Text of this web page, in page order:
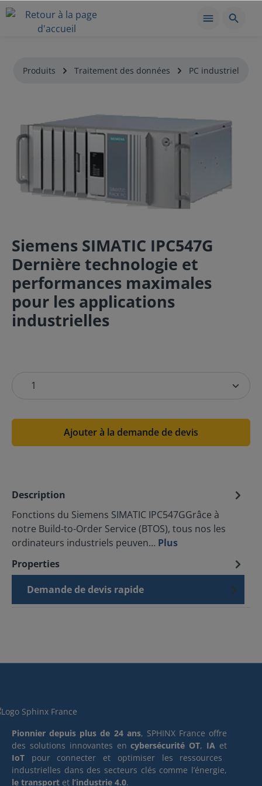
Produits Traitement des données PC industriel
Siemens SIMATIC IPC547G
Dernière technologie et
performances maximales
pour les applications
industrielles
Ajouter à la demande de devis
Description
Fonctions du Siemens SIMATIC IPC547GGrâce à
notre Build-to-Order Service (BTOS), tous nos les
ordinateurs industriels peuven… Plus
Properties
Demande de devis rapide
Pionnier depuis plus de 24 ans, SPHINX France offre
des solutions innovantes encybersécurité OT, IA et
IoT pour connecter et optimiser les ressources
industrielles dans des secteurs clés comme l’énergie,
le transport et l’industrie 4.0.